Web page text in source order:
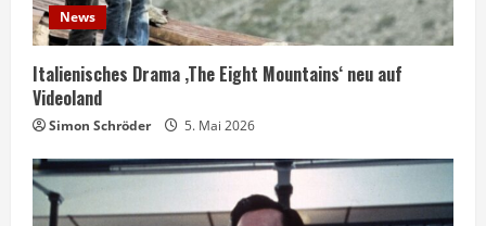
News
Italienisches Drama ‚The Eight Mountains‘ neu auf
Videoland
Simon Schröder 5. Mai 2026